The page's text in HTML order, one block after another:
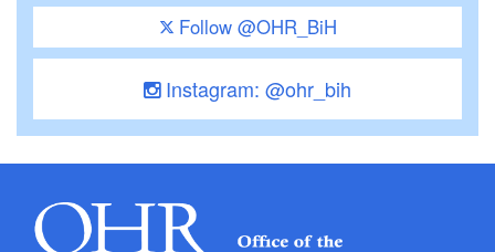
Follow @OHR_BiH
Instagram: @ohr_bih